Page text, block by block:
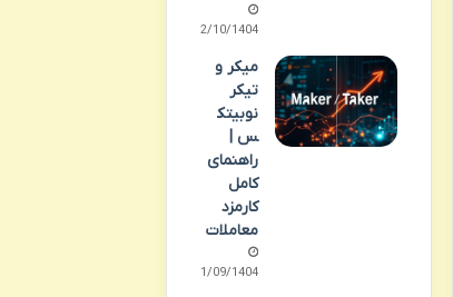
12/10/1404
میکر و
تیکر
نوبیتک
س |
راهنمای
کامل
کارمزد
معاملات
01/09/1404